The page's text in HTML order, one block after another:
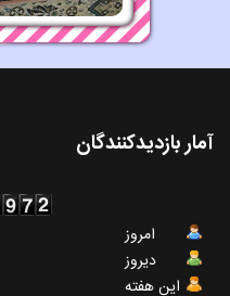
آمار بازدیدکنندگان
امروز
دیروز
این هفته